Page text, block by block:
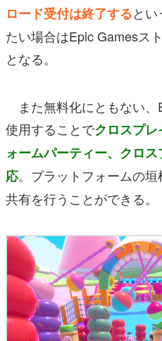
ロード受付は終了すると
たい場合はEpic Gamesス
となる。
また無料化にともない、
使用することでクロスプ
ォームパーティー、クロ
応。プラットフォームの
共有を行うことができる。